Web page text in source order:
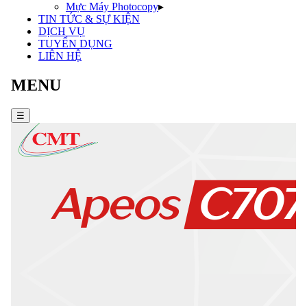
Mực Máy Photocopy▸
TIN TỨC & SỰ KIỆN
DỊCH VỤ
TUYỂN DỤNG
LIÊN HỆ
MENU
☰